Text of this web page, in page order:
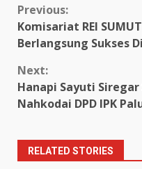
Continue
Reading
Previous:
Komisariat REI
Berlangsung Sukses
Next:
Hanapi Sayuti Siregar
Nahkodai DPD IPK
RELATED STORIES